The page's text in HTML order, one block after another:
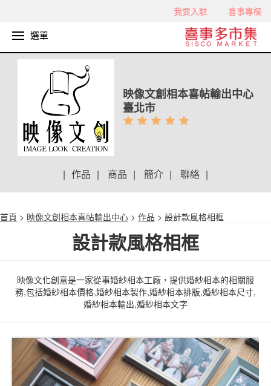
我要入駐 喜事專欄
選單
映像文創相本喜帖輸出中心
臺北市
| 作品 | 商品 | 簡介 | 聯絡 |
首頁 > 映像文創相本喜帖輸出中心 > 作品 > 設計款風格相框
設計款風格相框
映像文化創意是一家從事婚紗相本工廠，提供婚紗相本的相關服
務,包括婚紗相本價格,婚紗相本製作,婚紗相本排版,婚紗相本尺寸,
婚紗相本輸出,婚紗相本文字